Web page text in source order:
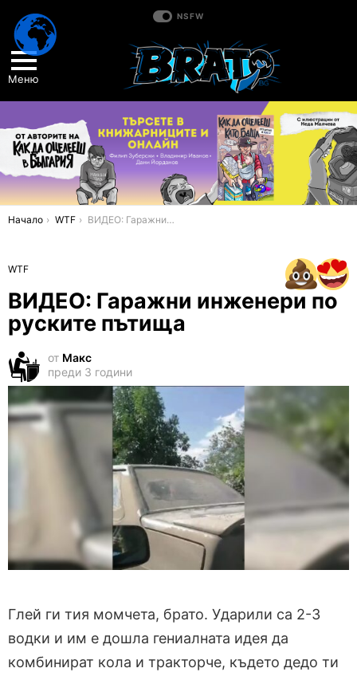
NSFW
Меню
You are here:
Начало WTF ВИДЕО: Гаражни инженери по руските пътища
WTF
ВИДЕО: Гаражни инженери по
руските пътища
от Макс
преди 3 години
Глей ги тия момчета, брато. Ударили са 2-3
водки и им е дошла гениалната идея да
комбинират кола и тракторче, където дедо ти